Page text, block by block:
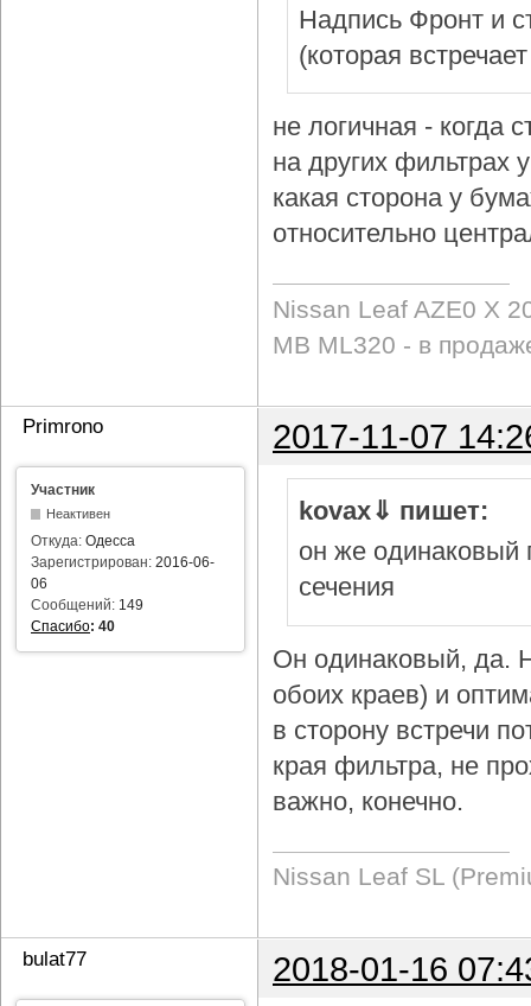
Надпись Фронт и
(которая
не логичная - когда
на других фильтрах
какая сторона у
относительно
Nissan Leaf AZE0 X
MB ML320 - в
Primrono 2017-11-07
Участник
Неактивен
Откуда: Одесса
Зарегистрирован: 2016-06-
06
Сообщений: 149
Спасибо: 40
kovax⇓ пишет:
он же одинаковый
сечения
Он одинаковый, да.
обоих краев) и
в сторону встречи
края фильтра, не
важно, конечно.
Nissan Leaf SL
bulat77 2018-01-16